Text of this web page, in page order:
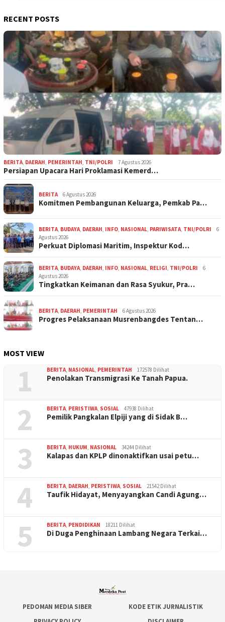
RECENT POSTS
BERITA, DAERAH, PEMERINTAH, TNI/POLRI 7 Agustus 2026
Persiapan Upacara Hari Proklamasi Kemerd…
BERITA 6 Agustus 2026
Komitmen Pembangunan Keluarga, Pemkab Pa…
BERITA, BUDAYA, DAERAH, INFO, NASIONAL, PARIWISATA, TNI/POLRI
6
Agustus 2026
Perkuat Diplomasi Maritim, Inspektur Kod…
BERITA, BUDAYA, DAERAH, INFO, NASIONAL, RELIGI, TNI/POLRI
6
Agustus 2026
Tingkatkan Keimanan dan Rasa Syukur, Pra…
BERITA, DAERAH, PEMERINTAH 6 Agustus 2026
Progres Pelaksanaan Musrenbangdes Tentan…
MOST VIEW
1 BERITA, NASIONAL, PEMERINTAH 172578 Dilihat
Penolakan Transmigrasi Ke Tanah Papua.
2 BERITA, PERISTIWA, SOSIAL 47938 Dilihat
Pemilik Pangkalan Elpiji yang di Sidak B…
3 BERITA, HUKUM, NASIONAL 34244 Dilihat
Kalapas dan KPLP dinonaktifkan usai petu…
4 BERITA, DAERAH, PERISTIWA, SOSIAL 21542 Dilihat
Taufik Hidayat, Menyayangkan Candi Agung…
5 BERITA, PENDIDIKAN 18211 Dilihat
Di Duga Penghinaan Lambang Negara Terkai…
PEDOMAN MEDIA SIBER
KODE ETIK JURNALISTIK